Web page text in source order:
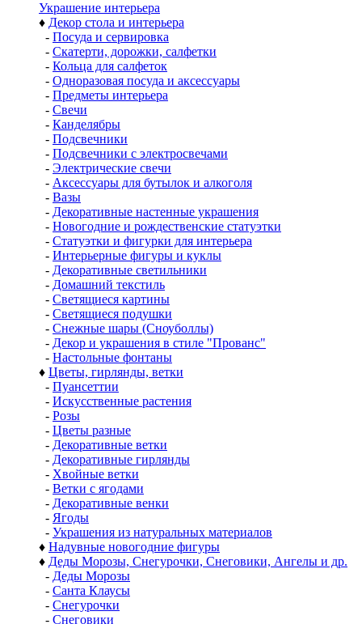
Украшение интерьера
♦ Декор стола и интерьера
- Посуда и сервировка
- Скатерти, дорожки, салфетки
- Кольца для салфеток
- Одноразовая посуда и аксессуары
- Предметы интерьера
- Свечи
- Канделябры
- Подсвечники
- Подсвечники с электросвечами
- Электрические свечи
- Аксессуары для бутылок и алкоголя
- Вазы
- Декоративные настенные украшения
- Новогодние и рождественские статуэтки
- Статуэтки и фигурки для интерьера
- Интерьерные фигуры и куклы
- Декоративные светильники
- Домашний текстиль
- Светящиеся картины
- Светящиеся подушки
- Снежные шары (Сноуболлы)
- Декор и украшения в стиле "Прованс"
- Настольные фонтаны
♦ Цветы, гирлянды, ветки
- Пуансеттии
- Искусственные растения
- Розы
- Цветы разные
- Декоративные ветки
- Декоративные гирлянды
- Хвойные ветки
- Ветки с ягодами
- Декоративные венки
- Ягоды
- Украшения из натуральных материалов
♦ Надувные новогодние фигуры
♦ Деды Морозы, Снегурочки, Снеговики, Ангелы и др.
- Деды Морозы
- Санта Клаусы
- Снегурочки
- Снеговики